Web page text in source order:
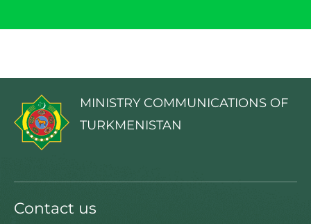
MINISTRY COMMUNICATIONS OF
TURKMENISTAN
Contact us